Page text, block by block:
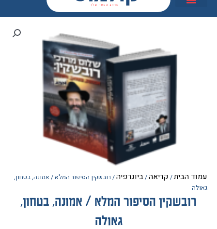
/קריאה/ ביוגרפיה/ רובשקין הסיפור המלא / אמונה, בטחון,
הסיפור המלא / אמונה, בטחון,
גאולה